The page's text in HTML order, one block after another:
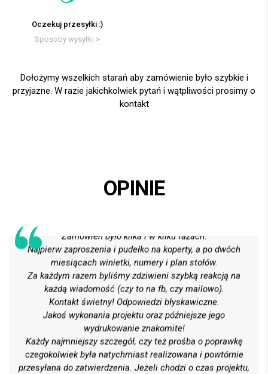
Oczekuj przesyłki :)
Sposoby wysyłki >
Dołożymy wszelkich starań aby zamówienie było szybkie i
przyjazne. W razie jakichkolwiek pytań i wątpliwości prosimy o
kontakt
OPINIE
Zamówień było kilka i w kilku fazach.
Najpierw zaproszenia i pudełko na koperty, a po dwóch
miesiącach winietki, numery i plan stołów.
Za każdym razem byliśmy zdziwieni szybką reakcją na
każdą wiadomość (czy to na fb, czy mailowo).
Kontakt świetny! Odpowiedzi błyskawiczne.
Jakoś wykonania projektu oraz późniejsze jego
wydrukowanie znakomite!
Każdy najmniejszy szczegół, czy też prośba o poprawkę
czegokolwiek była natychmiast realizowana i powtórnie
przesyłana do zatwierdzenia. Jeżeli chodzi o czas projektu,